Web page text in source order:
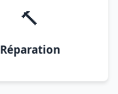
🔨
Réparation